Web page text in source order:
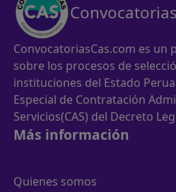
Convocatorias
ConvocatoriasCas.com es
sobre los procesos de
instituciones del Estado
Especial de Contratación
Servicios(CAS) del Decreto
Más información
Quienes somos